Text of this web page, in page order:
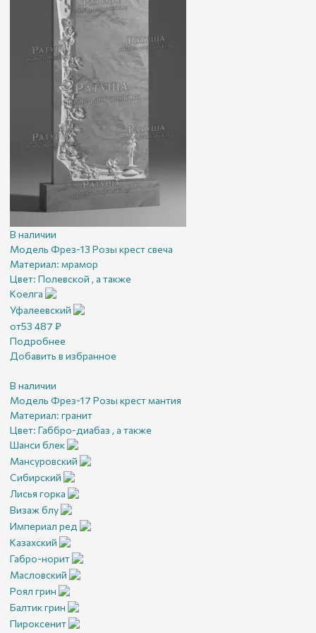
В наличии
Модель Фрез-13 Розы крест свеча
Материал: мрамор
Цвет: Полевской , а также
Коелга
Уфалеевский
от53 487 ₽
Подробнее
Добавить в избранное
В наличии
Модель Фрез-17 Розы крест мантия
Материал: гранит
Цвет: Габбро-диабаз , а также
Шанси блек
Мансуровский
Сибирский
Лисья горка
Визаж блу
Империал ред
Казахский
Габро-норит
Масловский
Роял грин
Балтик грин
Пироксенит